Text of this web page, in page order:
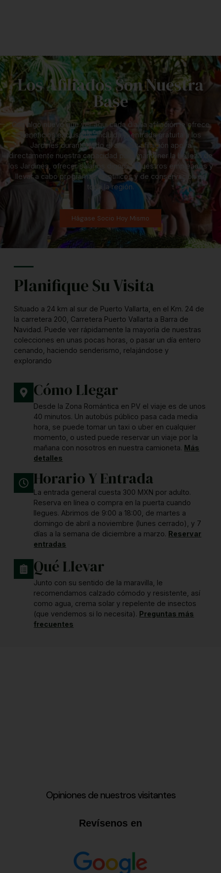
Los Afiliados Son Nuestra
Base
Con algo nuevo que ver aquí cada día, la afiliación le ofrece
beneficios exclusivos, incluida la entrada gratuita a los
Jardines durante todo el año. Su afiliación apoya
directamente nuestra capacidad para mantener la belleza de
los Jardines, ofrecer salarios dignos a nuestros empleados y
llevar a cabo programas científicos y de conservación en
toda la región.
Hágase Socio Hoy Mismo
Planifique Su Visita
Situado a 24 km al sur de Puerto Vallarta, en el Km. 24 de
la carretera 200, Carretera Puerto Vallarta a Barra de
Navidad. Puede ver rápidamente la mayoría de nuestras
colecciones en unas pocas horas, o pasar un día entero
cenando, haciendo senderismo, relajándose y
explorando
Cómo Llegar
Desde la Zona Romántica en PV el viaje es de unos
40 minutos. Un autobús público pasa cada media
hora, se puede tomar un taxi o uber en cualquier
momento, o usted puede reservar un viaje por la
mañana con nosotros en nuestra camioneta. Más
detalles
Horario Y Entrada
La entrada general cuesta 300 MXN por adulto.
Reserva en línea o compra en la puerta cuando
llegues. Abrimos de 9:00 a 18:00, de martes a
domingo de abril a noviembre (lunes cerrado), y 7
días a la semana de diciembre a marzo. Reservar
entradas
Qué Llevar
Junto con su sentido de la maravilla, le
recomendamos calzado cómodo y resistente, así
como agua, crema solar y repelente de insectos
(que vendemos si lo necesita). Preguntas más
frecuentes
Opiniones de nuestros visitantes
Revísenos en